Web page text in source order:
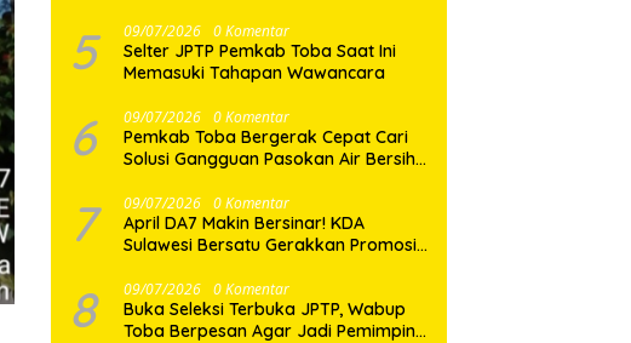
5 09/07/2026 0 Komentar
Selter JPTP Pemkab Toba Saat Ini
Memasuki Tahapan Wawancara
6 09/07/2026 0 Komentar
Pemkab Toba Bergerak Cepat Cari
Solusi Gangguan Pasokan Air Bersih
7 09/07/2026 0 Komentar
April DA7 Makin Bersinar! KDA
Sulawesi Bersatu Gerakkan Promosi
8 09/07/2026 0 Komentar
Buka Seleksi Terbuka JPTP, Wabup
Toba Berpesan Agar Jadi Pemimpin